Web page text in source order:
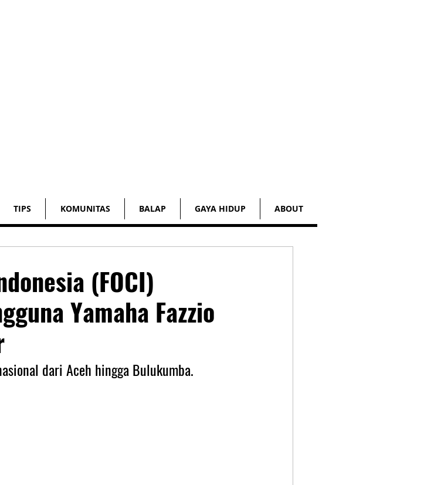
TIPS KOMUNITAS BALAP GAYA HIDUP ABOUT
(FOCI)
Yamaha Fazzio
dari Aceh hingga Bulukumba.